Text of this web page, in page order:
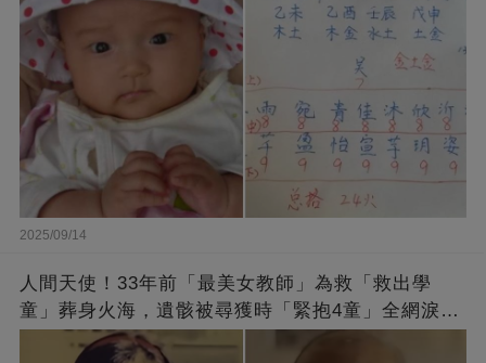
2025/09/14
人間天使！33年前「最美女教師」為救「救出學
童」葬身火海，遺骸被尋獲時「緊抱4童」全網淚
崩：真正的英雄不該被遺忘